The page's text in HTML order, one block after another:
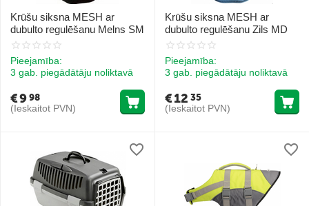
Krūšu siksna MESH ar
dubulto regulēšanu Melns SM
Pieejamība:
3 gab. piegādātāju noliktavā
€998
(Ieskaitot PVN)
Krūšu siksna MESH ar
dubulto regulēšanu Zils MD
Pieejamība:
3 gab. piegādātāju noliktavā
€12 35
(Ieskaitot PVN)